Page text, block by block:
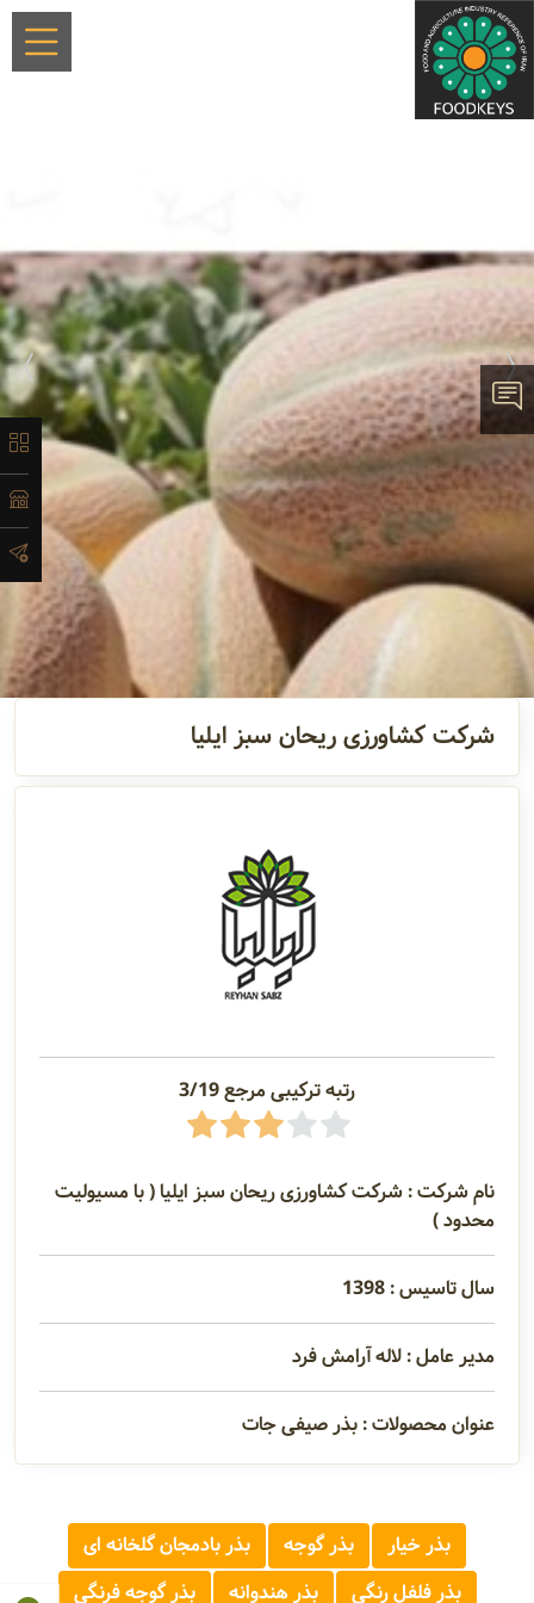
×
معرفی
تاریخچه
لیست
محصولات
آدرس و
اطلاعات
مدیران و
مسئولین
شرکت کشاورزی ریحان سبز ایلیا
رتبه ترکیبی مرجع 3/19
نام شرکت : شرکت کشاورزی ریحان سبز ایلیا ( با مسیولیت
محدود )
سال تاسیس : 1398
مدیر عامل : لاله آرامش فرد
عنوان محصولات : بذر صیفی جات
بذر خیار بذر گوجه
بذر بادمجان گلخانه ای
بذر فلفل رنگی
بذر هندوانه بذر گوجه فرنگی